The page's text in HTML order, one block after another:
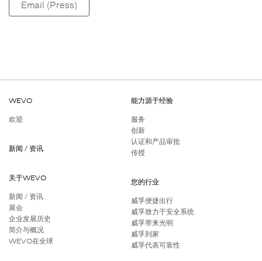
Email (Press)
WEVO
欢迎
新闻 / 资讯
关于WEVO
新闻 / 资讯
展会
企业发展历史
简介与概况
WEVO在全球
能力源于经验
服务
创新
认证和产品审批
传授
您的行业
威孚便捷出行
威孚致力于安全系统
威孚带来光明
威孚到家
威孚代表可靠性